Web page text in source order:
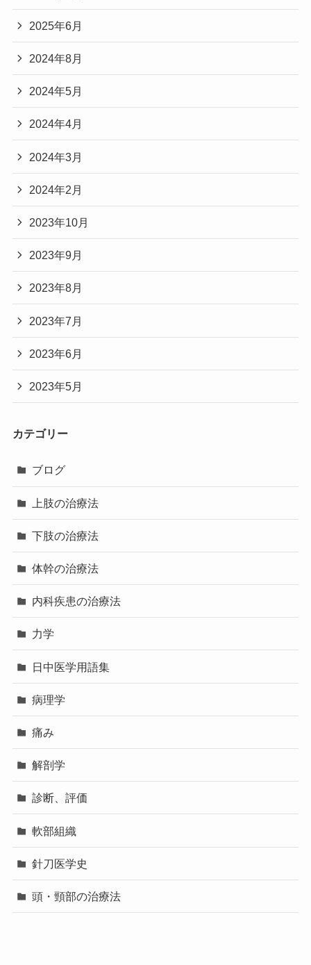
2025年6月
2024年8月
2024年5月
2024年4月
2024年3月
2024年2月
2023年10月
2023年9月
2023年8月
2023年7月
2023年6月
2023年5月
カテゴリー
ブログ
上肢の治療法
下肢の治療法
体幹の治療法
内科疾患の治療法
力学
日中医学用語集
病理学
痛み
解剖学
診断、評価
軟部組織
針刀医学史
頭・頸部の治療法